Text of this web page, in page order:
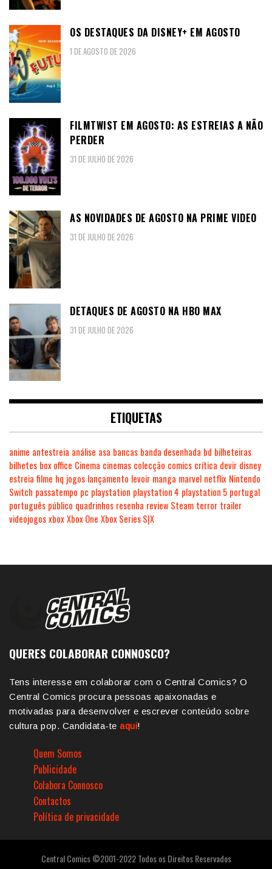
OS DESTAQUES DA DISNEY+ EM AGOSTO
1 DE AGOSTO DE 2026
FILMTWIST EM AGOSTO: AS ESTREIAS A NÃO
PERDER
31 DE JULHO DE 2026
AS NOVIDADES DE AGOSTO NA PRIME VIDEO
31 DE JULHO DE 2026
DETAQUES DE AGOSTO NA HBO MAX
31 DE JULHO DE 2026
ETIQUETAS
anime antestreia análise asa bancas banda desenhada bd bilheteiras
bilhetes box office Cinema cinemas colecção comics crítica devir disney
estreia filme hq jogos lançamento levoir manga marvel netflix Nintendo
Switch passatempo pc playstation playstation 4 playstation 5 portugal
português público quadrinhos resenha review Steam terror trailer
videojogosxboxXbox One Xbox Series S|X
QUERES COLABORAR CONNOSCO?
Tens interesse em colaborar com o Central Comics? O
Central Comics procura pessoas apaixonadas e
motivadas para desenvolver e escrever conteúdo sobre
cultura pop. Candidata-te aqui!
Quem Somos
Publicidade
Colabora Connosco
Contactos
Política de privacidade
Central Comics ©2001-2022 Todos os Direitos Reservados